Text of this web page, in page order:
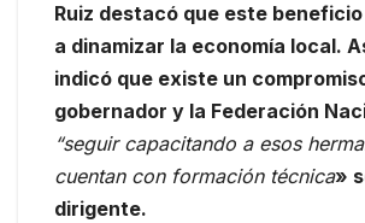
Ruiz destacó que este
a dinamizar la economía local.
indicó que existe un
gobernador y la Federación
“seguir capacitando a esos
cuentan con formación técnica»
dirigente.